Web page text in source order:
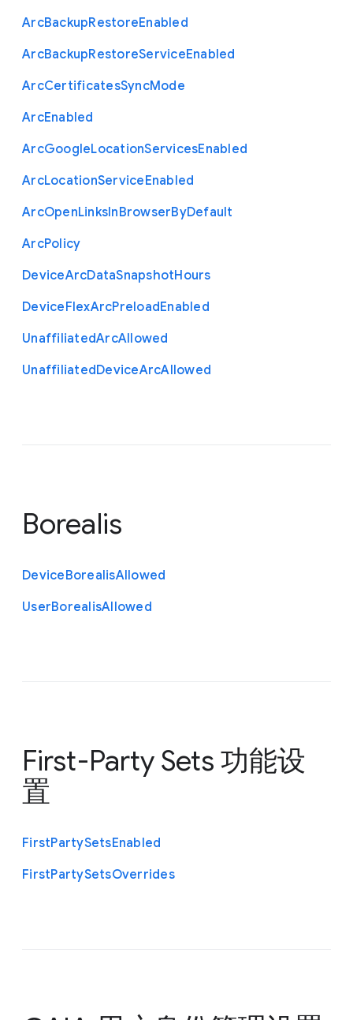
ArcBackupRestoreEnabled
ArcBackupRestoreServiceEnabled
ArcCertificatesSyncMode
ArcEnabled
ArcGoogleLocationServicesEnabled
ArcLocationServiceEnabled
ArcOpenLinksInBrowserByDefault
ArcPolicy
DeviceArcDataSnapshotHours
DeviceFlexArcPreloadEnabled
UnaffiliatedArcAllowed
UnaffiliatedDeviceArcAllowed
Borealis
DeviceBorealisAllowed
UserBorealisAllowed
First-Party Sets 功能设
置
FirstPartySetsEnabled
FirstPartySetsOverrides